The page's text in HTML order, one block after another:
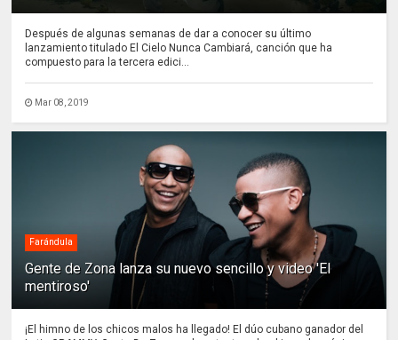
Después de algunas semanas de dar a conocer su último
lanzamiento titulado El Cielo Nunca Cambiará, canción que ha
compuesto para la tercera edici...
Mar 08, 2019
Farándula
Gente de Zona lanza su nuevo sencillo y video 'El
mentiroso'
¡El himno de los chicos malos ha llegado! El dúo cubano ganador del